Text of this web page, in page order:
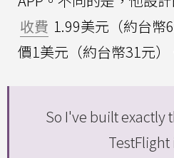
收費 1.99美元（約台幣
價1美元（約台幣31元）
So I've built exactly